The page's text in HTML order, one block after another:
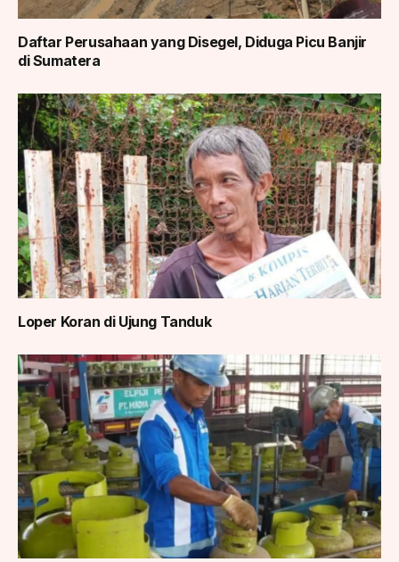
Daftar Perusahaan yang Disegel, Diduga Picu Banjir
di Sumatera
Loper Koran di Ujung Tanduk